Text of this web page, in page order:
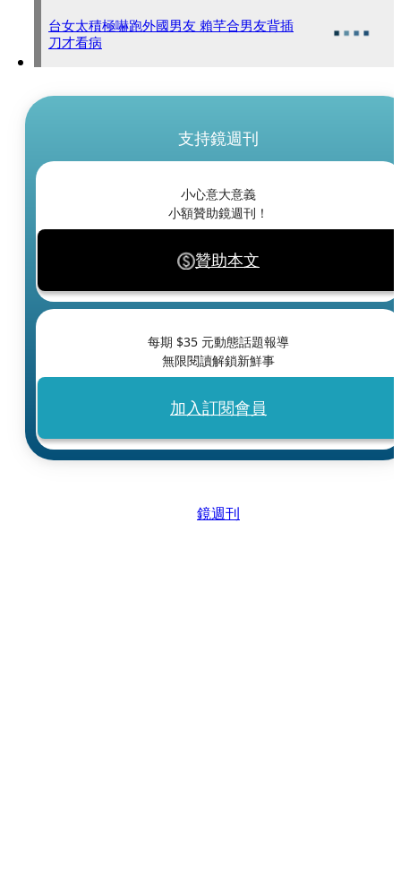
台女太積極嚇跑外國男友 賴芊合男友背插
刀才看病
支持鏡週刊
小心意大意義
小額贊助鏡週刊！
贊助本文
每期 $35 元動態話題報導
無限閱讀解鎖新鮮事
加入訂閱會員
鏡週刊